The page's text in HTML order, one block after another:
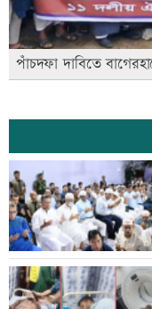
পাঁচদফা দাবিতে